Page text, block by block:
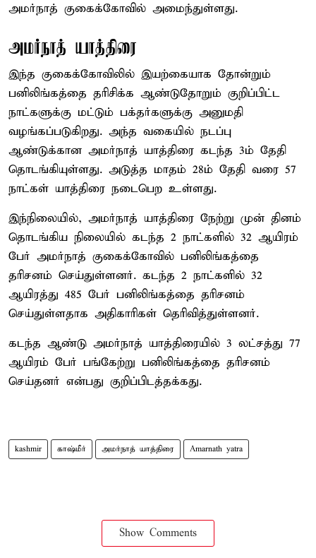
அமர்நாத் குகைக்கோவில் அமைந்துள்ளது.
அமர்நாத் யாத்திரை
இந்த குகைக்கோவிலில் இயற்கையாக தோன்றும்
பனிலிங்கத்தை தரிசிக்க ஆண்டுதோறும் குறிப்பிட்ட
நாட்களுக்கு மட்டும் பக்தர்களுக்கு அனுமதி
வழங்கப்படுகிறது. அந்த வகையில் நடப்பு
ஆண்டுக்கான அமர்நாத் யாத்திரை கடந்த 3ம் தேதி
தொடங்கியுள்ளது. அடுத்த மாதம் 28ம் தேதி வரை 57
நாட்கள் யாத்திரை நடைபெற உள்ளது.
இந்நிலையில், அமர்நாத் யாத்திரை நேற்று முன் தினம்
தொடங்கிய நிலையில் கடந்த 2 நாட்களில் 32 ஆயிரம்
பேர் அமர்நாத் குகைக்கோவில் பனிலிங்கத்தை
தரிசனம் செய்துள்ளனர். கடந்த 2 நாட்களில் 32
ஆயிரத்து 485 பேர் பனிலிங்கத்தை தரிசனம்
செய்துள்ளதாக அதிகாரிகள் தெரிவித்துள்ளனர்.
கடந்த ஆண்டு அமர்நாத் யாத்திரையில் 3 லட்சத்து 77
ஆயிரம் பேர் பங்கேற்று பனிலிங்கத்தை தரிசனம்
செய்தனர் என்பது குறிப்பிடத்தக்கது.
kashmir காஷ்மீர் அமர்நாத் யாத்திரை Amarnath yatra
Show Comments